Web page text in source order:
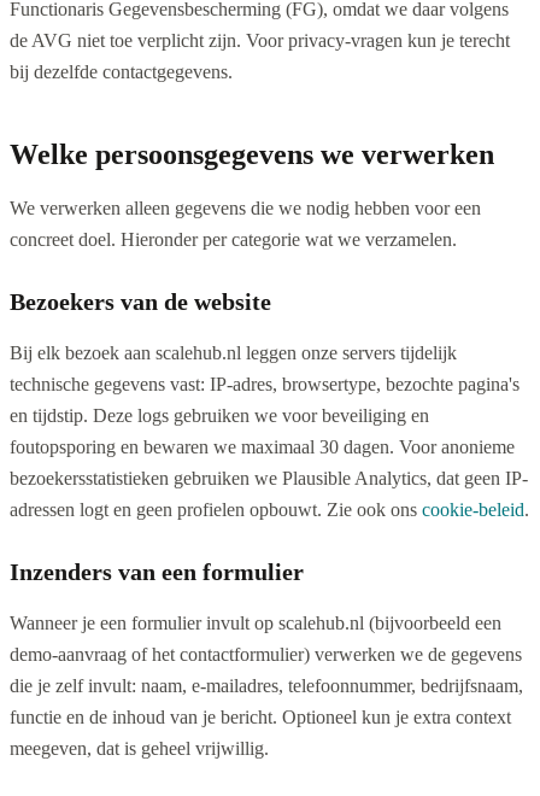
Functionaris Gegevensbescherming (FG), omdat we daar volgens
de AVG niet toe verplicht zijn. Voor privacy-vragen kun je terecht
bij dezelfde contactgegevens.
Welke persoonsgegevens we verwerken
We verwerken alleen gegevens die we nodig hebben voor een
concreet doel. Hieronder per categorie wat we verzamelen.
Bezoekers van de website
Bij elk bezoek aan scalehub.nl leggen onze servers tijdelijk
technische gegevens vast: IP-adres, browsertype, bezochte pagina's
en tijdstip. Deze logs gebruiken we voor beveiliging en
foutopsporing en bewaren we maximaal 30 dagen. Voor anonieme
bezoekersstatistieken gebruiken we Plausible Analytics, dat geen IP-
adressen logt en geen profielen opbouwt. Zie ook ons cookie-beleid.
Inzenders van een formulier
Wanneer je een formulier invult op scalehub.nl (bijvoorbeeld een
demo-aanvraag of het contactformulier) verwerken we de gegevens
die je zelf invult: naam, e-mailadres, telefoonnummer, bedrijfsnaam,
functie en de inhoud van je bericht. Optioneel kun je extra context
meegeven, dat is geheel vrijwillig.